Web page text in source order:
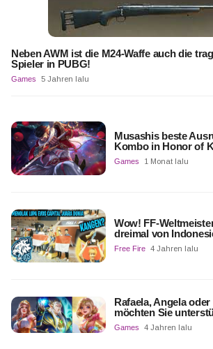
Neben AWM ist die M24-Waffe auch die
Spieler in PUBG!
Games 5 Jahren lalu
Musashis beste
Kombo in Honor of
Games 1 Monat lalu
Wow! FF-
dreimal von
Free Fire 4 Jahren lalu
Rafaela, Angela
möchten Sie
Games 4 Jahren lalu